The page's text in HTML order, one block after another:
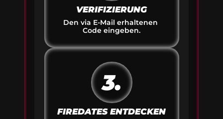
VERIFIZIERUNG
Den via E-Mail erhaltenen
Code eingeben.
3.
FIREDATES ENTDECKEN